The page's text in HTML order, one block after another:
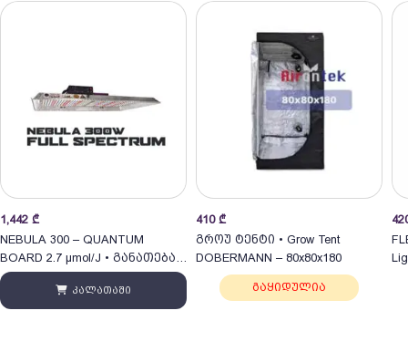
1,442 ₾
NEBULA 300 – QUANTUM
BOARD 2.7 µmol/J • განათება
300W
კალათაში
410 ₾
გროუ ტენტი • Grow Tent
DOBERMANN – 80x80x180
გაყიდულია